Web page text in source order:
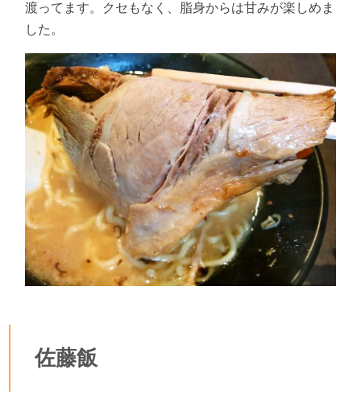
渡ってます。クセもなく、脂身からは甘みが楽しめま
した。
佐藤飯